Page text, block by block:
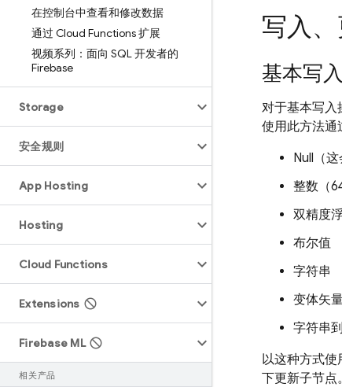
在控制台中查看和修改数据
通过 Cloud Functions 扩展
视频系列：面向 SQL 开发者的
Firebase
Storage
安全规则
App Hosting
Hosting
Cloud Functions
Extensions
Firebase ML
相关产品
写入
基本写
对于基本写入
使用此方法通
Null（这
整数（
双精度
布尔值
字符串
变体矢
字符串
以这种方式使
下更新子节点